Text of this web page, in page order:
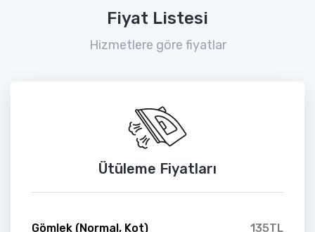
Fiyat Listesi
Hizmetlere göre fiyatlar
Ütüleme Fiyatları
Gömlek (Normal, Kot) 135TL